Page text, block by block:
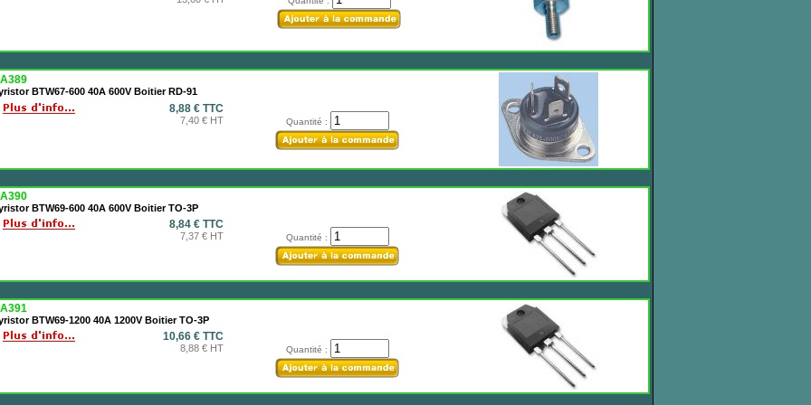
BTW67-600 40A 600V Boitier RD-91
8,88 € TTC
7,40 € HT Quantité :
BTW69-600 40A 600V Boitier TO-3P
8,84 € TTC
7,37 € HT Quantité :
BTW69-1200 40A 1200V Boitier TO-3P
10,66 € TTC
8,88 € HT Quantité :